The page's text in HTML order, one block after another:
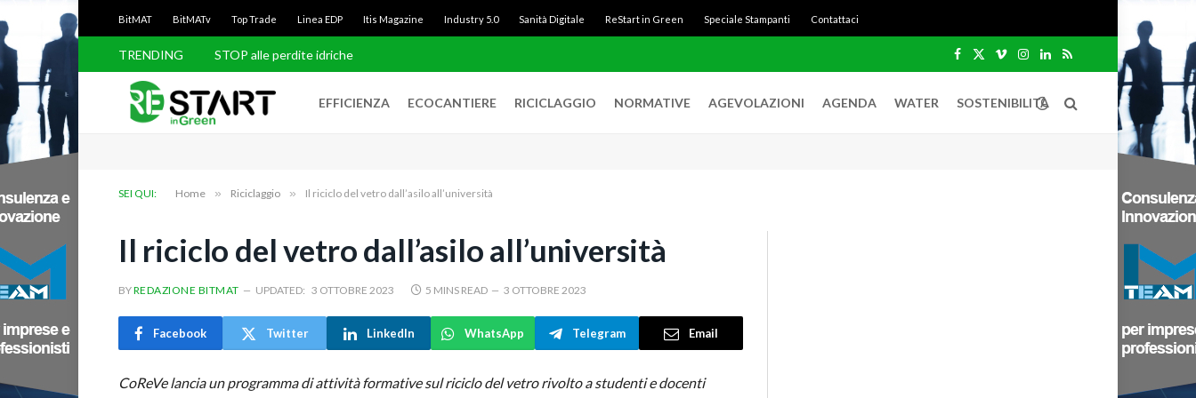
BitMAT BitMATv Top Trade Linea EDP Itis Magazine Industry 5.0 Sanità Digitale ReStart in Green Speciale Stampanti Contattaci
TRENDING Balaeno rimuove i rifiuti dal mare
Facebook
X
VimeoInstagram
LinkedIn
RSS
EFFICIENZA ECOCANTIERE RICICLAGGIO NORMATIVE AGEVOLAZIONI AGENDA WATER SOSTENIBILITÀ
SEI QUI: Home » Riciclaggio » Il riciclo del vetro dall’asilo all’università
Il riciclo del vetro dall’asilo all’università
BYREDAZIONE BITMAT UPDATED: 3 OTTOBRE 2023 5 MINS READ 3 OTTOBRE 2023
Facebook Twitter LinkedIn WhatsApp Telegram Email
CoReVe lancia un programma di attività formative sul riciclo del vetro rivolto a studenti e docenti